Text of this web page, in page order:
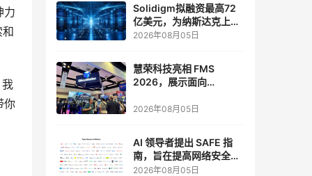
力
你
Solidigm拟融资最高72
亿美元，为纳斯达克上市
做准备
2026年08月05日
慧荣科技亮相 FMS
2026，展示面向
存储方案
2026年08月05日
AI 领导者提出 SAFE 指
南，旨在提高网络安全透
明度
2026年08月05日